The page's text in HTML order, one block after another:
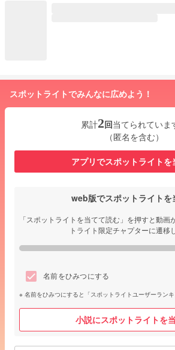
スポットライトでみんなに広めよう！
累計2回当てられていま
（匿名を含む）
アプリでスポットライトを
web版でスポットライトを
「スポットライトを当てて読む」を押すと動画
トライト限定チャプターに遷移
名前をひみつにする
名前をひみつにすると「スポットライトユーザーラン
小説にスポットライトを